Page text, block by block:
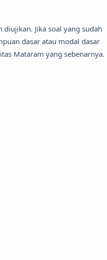
Jika soal yang sudah
dasar atau modal dasar
Mataram yang sebenarnya.